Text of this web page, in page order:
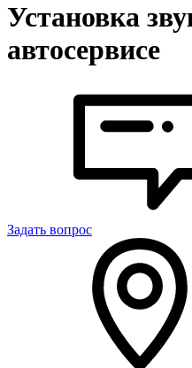
Установка
автосервисе
Задать вопрос